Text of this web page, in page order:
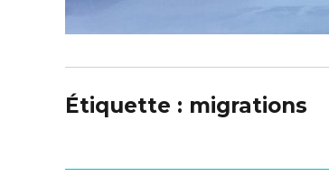
Étiquette : migrations